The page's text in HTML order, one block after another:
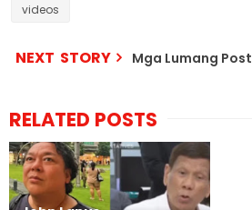
videos
NEXT STORY Mga Lumang Post
RELATED POSTS